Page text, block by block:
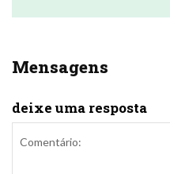
Mensagens
deixe uma resposta